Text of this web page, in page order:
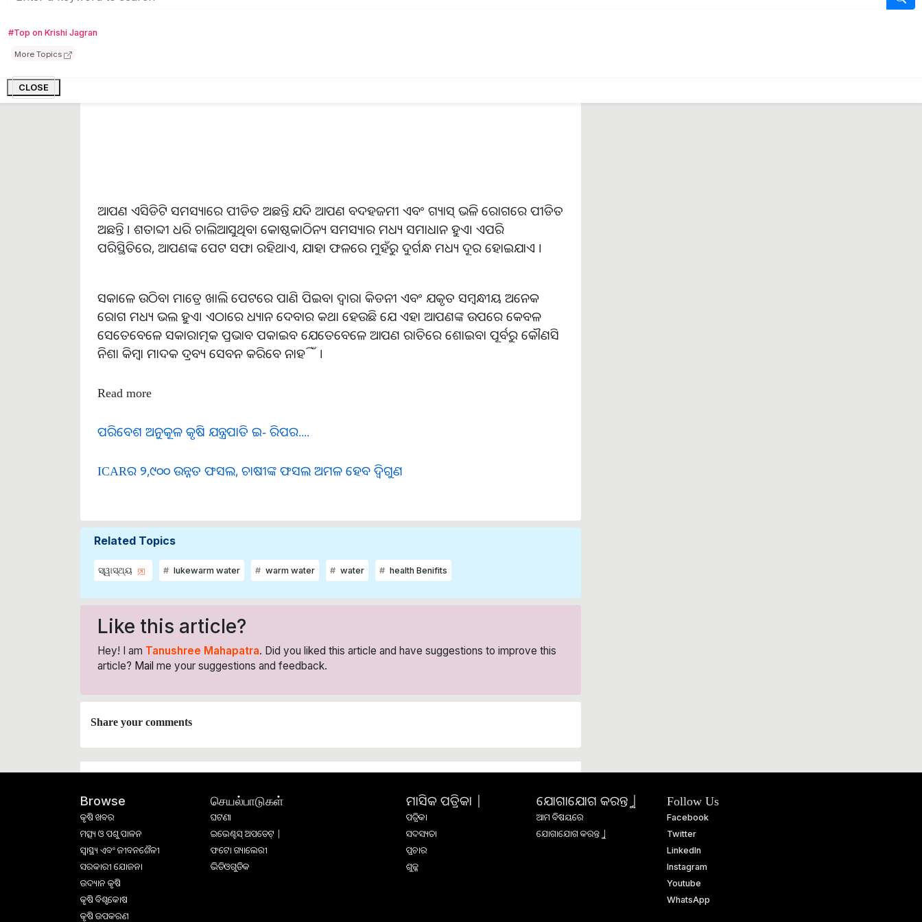
#Top on Krishi Jagran
More Topics
CLOSE
ଆପଣ ଏସିଡିଟି ସମସ୍ୟାରେ ପୀଡିତ ଅଛନ୍ତି ଯଦି ଆପଣ ବଦହଜମୀ ଏବଂ ଗ୍ୟାସ୍ ଭଳି ରୋଗରେ ପୀଡିତ
ଅଛନ୍ତି । ଶତାବ୍ଦୀ ଧରି ଚାଲିଆସୁଥିବା କୋଷ୍ଠକାଠିନ୍ୟ ସମସ୍ୟାର ମଧ୍ୟ ସମାଧାନ ହୁଏ। ଏପରି
ପରିସ୍ଥିତିରେ, ଆପଣଙ୍କ ପେଟ ସଫା ରହିଥାଏ, ଯାହା ଫଳରେ ମୁହଁରୁ ଦୁର୍ଗନ୍ଧ ମଧ୍ୟ ଦୂର ହୋଇଯାଏ ।
ସକାଳେ ଉଠିବା ମାତ୍ରେ ଖାଲି ପେଟରେ ପାଣି ପିଇବା ଦ୍ୱାରା କିଡନୀ ଏବଂ ଯକୃତ ସମ୍ବନ୍ଧୀୟ ଅନେକ
ରୋଗ ମଧ୍ୟ ଭଲ ହୁଏ। ଏଠାରେ ଧ୍ୟାନ ଦେବାର କଥା ହେଉଛି ଯେ ଏହା ଆପଣଙ୍କ ଉପରେ କେବଳ
ସେତେବେଳେ ସକାରାତ୍ମକ ପ୍ରଭାବ ପକାଇବ ଯେତେବେଳେ ଆପଣ ରାତିରେ ଶୋଇବା ପୂର୍ବରୁ କୌଣସି
ନିଶା କିମ୍ବା ମାଦକ ଦ୍ରବ୍ୟ ସେବନ କରିବେ ନାହିଁ ।
Read more
ପରିବେଶ ଅନୁକୂଳ କୃଷି ଯନ୍ତ୍ରପାତି ଇ- ରିପର....
ICARର ୨,୯୦୦ ଉନ୍ନତ ଫସଲ, ଚାଷୀଙ୍କ ଫସଲ ଅମଳ ହେବ ଦ୍ଵିଗୁଣ
Related Topics
ସ୍ୱାସ୍ଥ୍ୟ lukewarm water warm water water health Benifits
Like this article?
Hey! I am Tanushree Mahapatra. Did you liked this article and have suggestions to improve this
article? Mail me your suggestions and feedback.
Share your comments
Browse
କୃଷି ଖବର
ମତ୍ସ୍ୟ ଓ ପଶୁ ପାଳନ
ସ୍ୱାସ୍ଥ୍ୟ ଏବଂ ଜୀବନଶୈଳୀ
ସରକାରୀ ଯୋଜନା
ଉଦ୍ୟାନ କୃଷି
କୃଷି ବିଶ୍ବକୋଷ
କୃଷି ଉପକରଣ
செயல்பாடுகள்
ଘଟଣା
ଇଭେଣ୍ଟସ୍ ଅପଡେଟ୍ |
ଫଟୋ ଗ୍ୟାଲେରୀ
ଭିଡିଓଗୁଡିକ
ମାସିକ ପତ୍ରିକା |
ପତ୍ରିକା
ସଦସ୍ୟତା
ପ୍ରଚାର
ଶୁଳ୍କ
ଯୋଗାଯୋଗ କରନ୍ତୁ |
ଆମ ବିଷୟରେ
ଯୋଗାଯୋଗ କରନ୍ତୁ |
Follow Us
Facebook
Twitter
LinkedIn
Instagram
Youtube
WhatsApp